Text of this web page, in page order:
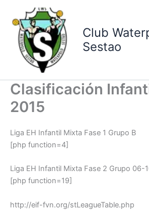
contenido
Club
Sestao
Clasificación
2015
Liga EH Infantil Mixta Fase 1 Grupo B
[php function=4]
Liga EH Infantil Mixta Fase 2 Grupo 06-
[php function=19]
http://eif-fvn.org/stLeagueTable.php